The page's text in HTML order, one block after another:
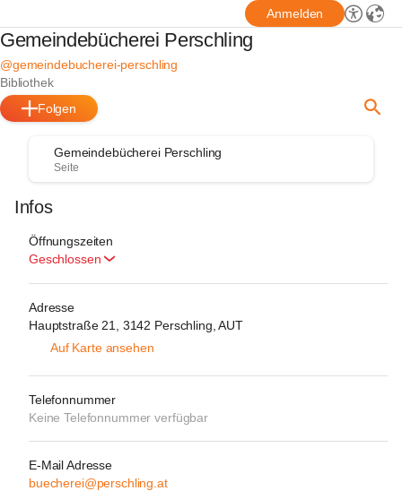
Anmelden
Gemeindebücherei Perschling
@gemeindebucherei-perschling
Bibliothek
Folgen
Gemeindebücherei Perschling
Seite
Infos
Öffnungszeiten
Geschlossen
Adresse
Hauptstraße 21, 3142 Perschling, AUT
Auf Karte ansehen
Telefonnummer
Keine Telefonnummer verfügbar
E-Mail Adresse
buecherei@perschling.at